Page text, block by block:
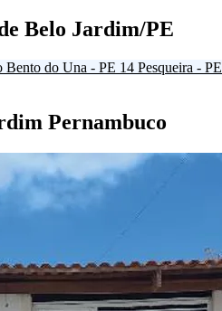
Belo Jardim/PE
Bento do Una - PE 14 Pesqueira - PE
Pernambuco